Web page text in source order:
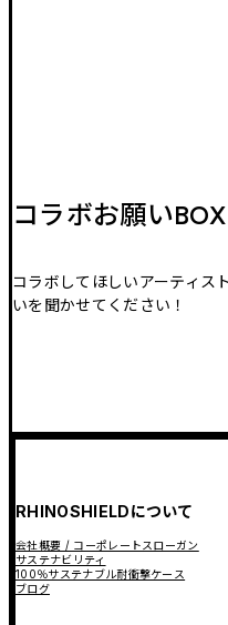
コラボお願いBOX
コラボしてほしいアーティス
いを聞かせてください！
RHINOSHIELDについて
会社概要 / コーポレートスローガン
サステナビリティ
100％サステナブル耐衝撃ケース
ブログ